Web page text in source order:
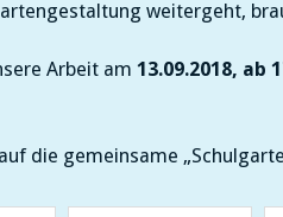
weitergeht,
Arbeit am 13.09.2018, ab
die gemeinsame